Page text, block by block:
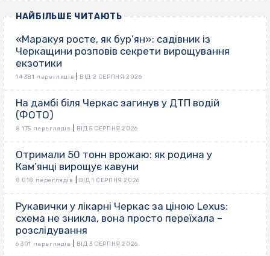
НАЙБІЛЬШЕ ЧИТАЮТЬ
«Маракуя росте, як бур’ян»: садівник із
Черкащини розповів секрети вирощування
екзотики
14 381 переглядів ВІД 2 СЕРПНЯ 2026
На дамбі біля Черкас загинув у ДТП водій
(ФОТО)
8 175 переглядів ВІД 5 СЕРПНЯ 2026
Отримали 50 тонн врожаю: як родина у
Кам’янці вирощує кавуни
8 018 переглядів ВІД 1 СЕРПНЯ 2026
Рукавички у лікарні Черкас за ціною Lexus:
схема не зникла, вона просто переїхала –
розслідування
6 301 переглядів ВІД 3 СЕРПНЯ 2026